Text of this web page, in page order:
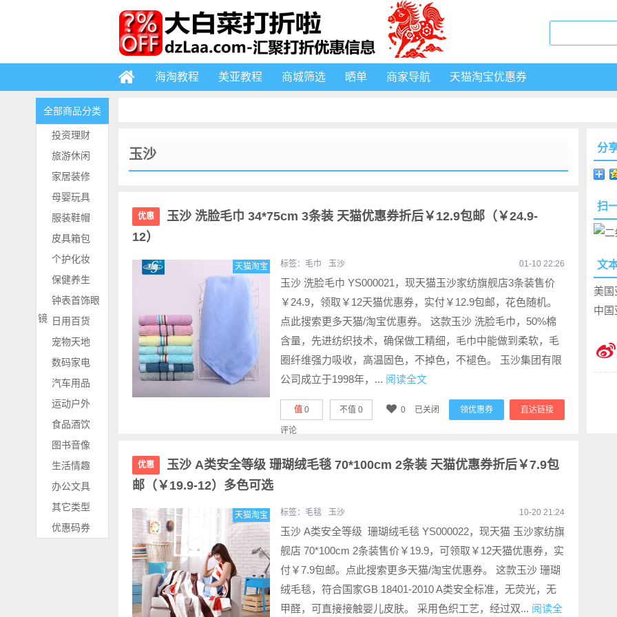
海淘教程 美亚教程 商城筛选 晒单 商家导航 天猫淘宝优惠券
全部商品分类
投资理财
旅游休闲
家居装修
母婴玩具
服装鞋帽
皮具箱包
个护化妆
保健养生
钟表首饰眼
镜 日用百货
宠物天地
数码家电
汽车用品
运动户外
食品酒饮
图书音像
生活情趣
办公文具
其它类型
优惠码券
玉沙
优惠
玉沙 洗脸毛巾 34*75cm 3条装 天猫优惠券折后￥12.9包邮（￥24.9-
12）
天猫淘宝 标签： 毛巾 玉沙 01-10 22:26
玉沙 洗脸毛巾 YS000021，现天猫玉沙家纺旗舰店3条装售价
￥24.9，领取￥12天猫优惠券，实付￥12.9包邮，花色随机。
点此搜索更多天猫/淘宝优惠券。 这款玉沙 洗脸毛巾，50%棉
含量，先进纺织技术，确保做工精细，毛巾中能做到柔软，毛
圈纤维强力吸收，高温固色，不掉色，不褪色。 玉沙集团有限
公司成立于1998年，... 阅读全文
直达链接
领优惠券
值 0 不值 0 0 已关闭
评论
优惠
玉沙 A类安全等级 珊瑚绒毛毯 70*100cm 2条装 天猫优惠券折后￥7.9包
邮（￥19.9-12）多色可选
天猫淘宝 标签： 毛毯 玉沙 10-20 21:24
玉沙 A类安全等级 珊瑚绒毛毯 YS000022，现天猫 玉沙家纺旗
舰店 70*100cm 2条装售价￥19.9，可领取￥12天猫优惠券，实
付￥7.9包邮。点此搜索更多天猫/淘宝优惠券。 这款玉沙 珊瑚
绒毛毯，符合国家GB 18401-2010 A类安全标准，无荧光，无
甲醛，可直接接触婴儿皮肤。 采用色织工艺，经过双... 阅读全
分
扫
文
美国
中国